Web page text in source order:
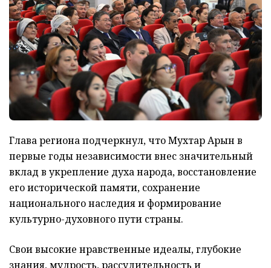
Глава региона подчеркнул, что Мухтар Арын в
первые годы независимости внес значительный
вклад в укрепление духа народа, восстановление
его исторической памяти, сохранение
национального наследия и формирование
культурно-духовного пути страны.
Свои высокие нравственные идеалы, глубокие
знания, мудрость, рассудительность и